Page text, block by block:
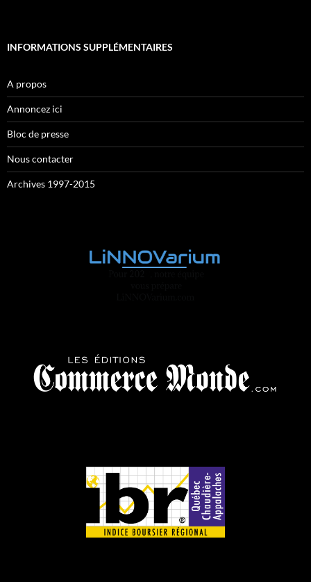
INFORMATIONS SUPPLÉMENTAIRES
A propos
Annoncez ici
Bloc de presse
Nous contacter
Archives 1997-2015